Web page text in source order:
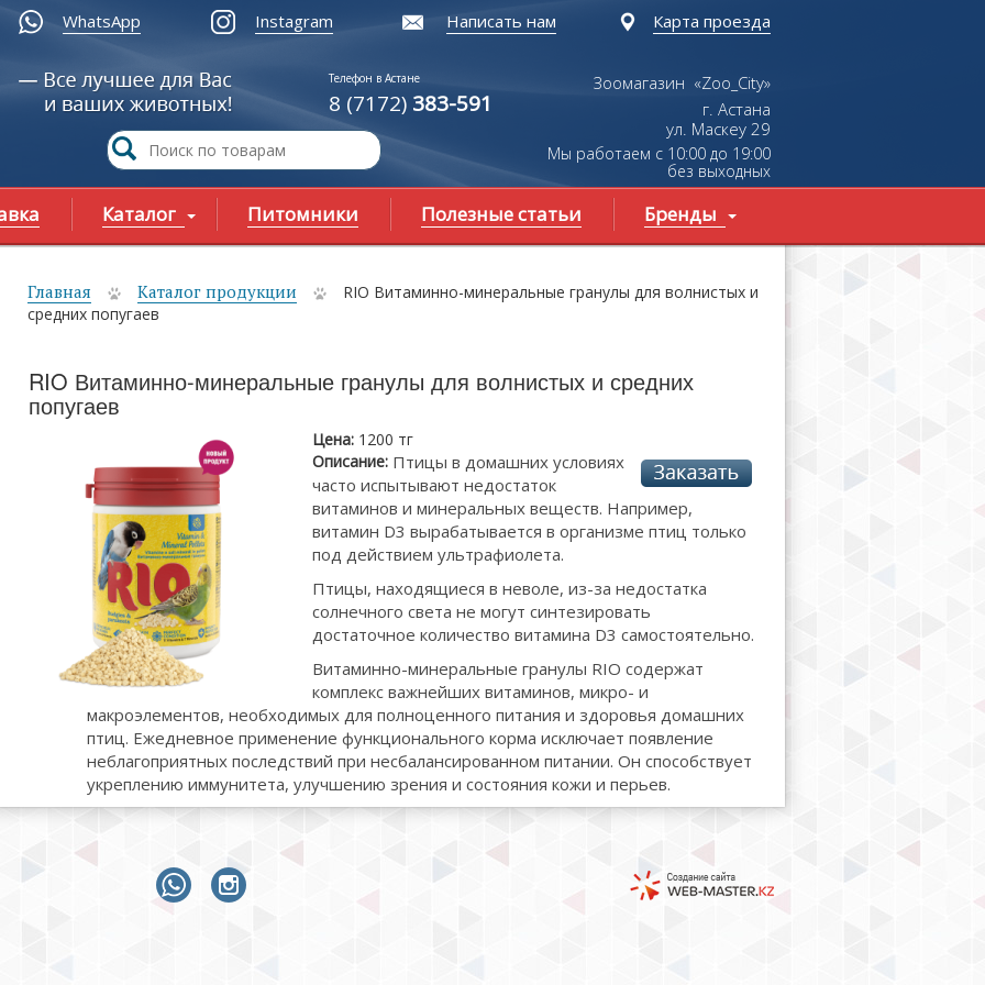
WhatsApp Instagram Написать нам Карта проезда
Телефон в Астане
8 (7172) 383-591
Зоомагазин «Zoo_City»
г. Астана
ул. Маскеу29
Мы работаем с 10:00 до 19:00
без выходных
Каталог Питомники Полезные статьи Бренды
здесь
Главная Каталог продукции
RIO Витаминно-минеральные гранулы для волнистых и
средних попугаев
RIO Витаминно-минеральные гранулы для волнистых и средних
попугаев
Цена: 1200 тг
Описание: Птицы в домашних условиях
часто испытывают недостаток
витаминов и минеральных веществ. Например,
витамин D3 вырабатывается в организме птиц только
под действием ультрафиолета.
Птицы, находящиеся в неволе, из-за недостатка
солнечного света не могут синтезировать
достаточное количество витамина D3 самостоятельно.
Витаминно-минеральные гранулы RIO содержат
комплекс важнейших витаминов, микро- и
макроэлементов, необходимых для полноценного питания и здоровья домашних
птиц. Ежедневное применение функционального корма исключает появление
неблагоприятных последствий при несбалансированном питании. Он способствует
укреплению иммунитета, улучшению зрения и состояния кожи и перьев.
whatsapp